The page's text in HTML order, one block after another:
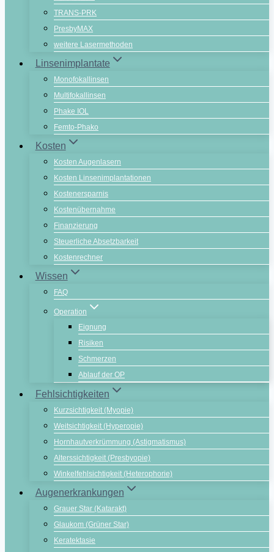
TRANS-PRK
PresbyMAX
weitere Lasermethoden
Linsenimplantate
Monofokallinsen
Multifokallinsen
Phake IOL
Femto-Phako
Kosten
Kosten Augenlasern
Kosten Linsenimplantationen
Kostenersparnis
Kostenübernahme
Finanzierung
Steuerliche Absetzbarkeit
Kostenrechner
Wissen
FAQ
Operation
Eignung
Risiken
Schmerzen
Ablauf der OP
Fehlsichtigkeiten
Kurzsichtigkeit (Myopie)
Weitsichtigkeit (Hyperopie)
Hornhautverkrümmung (Astigmatismus)
Alterssichtigkeit (Presbyopie)
Winkelfehlsichtigkeit (Heterophorie)
Augenerkrankungen
Grauer Star (Katarakt)
Glaukom (Grüner Star)
Keratektasie